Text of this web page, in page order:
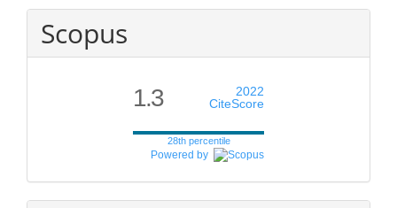
Scopus
1.3
2022
CiteScore
28th percentile
Powered by